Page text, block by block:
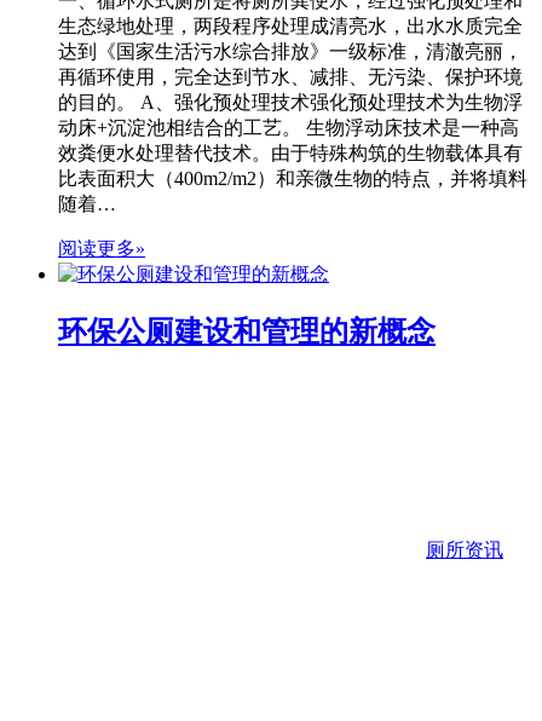
生态绿地处理，两段程序处理成清亮水，出水水质完全
达到《国家生活污水综合排放》一级标准，清澈亮丽，
再循环使用，完全达到节水、减排、无污染、保护环境
的目的。 A、强化预处理技术强化预处理技术为生物浮
动床+沉淀池相结合的工艺。 生物浮动床技术是一种高
效粪便水处理替代技术。由于特殊构筑的生物载体具有
比表面积大（400m2/m2）和亲微生物的特点，并将填料
随着…
阅读更多»
环保公厕建设和管理的新概念
厕所资讯